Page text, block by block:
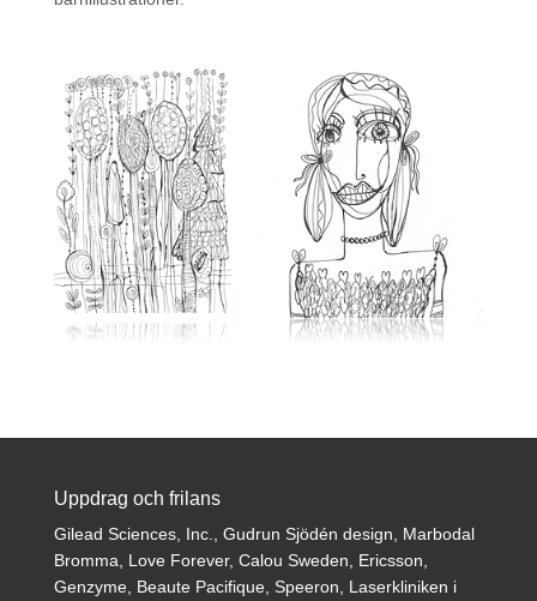
Uppdrag och frilans
Gilead Sciences, Inc., Gudrun Sjödén design, Marbodal
Bromma, Love Forever, Calou Sweden, Ericsson,
Genzyme, Beaute Pacifique, Speeron, Laserkliniken i